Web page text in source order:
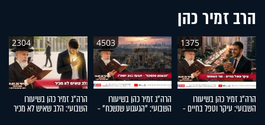
הרב זמיר כהן
1375
הרה"ג זמיר כהן בשיעורו
השבועי: עיקר וטפל בחיים -
4503
הרה"ג זמיר כהן בשיעורו
השבועי: "הגעגוע שנשכח" -
2304
הרה"ג זמיר כהן בשיעורו
השבועי: הלב שאיש לא מכיר